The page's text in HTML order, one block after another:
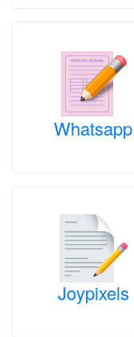
Whatsapp
Joypixels